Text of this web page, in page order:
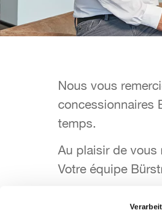
Nous vous
concessionnaires
temps.
Au plaisir de vous
Votre équipe
Nous vous
concessionnaires
temps.
Au plaisir de vous
Votre équipe